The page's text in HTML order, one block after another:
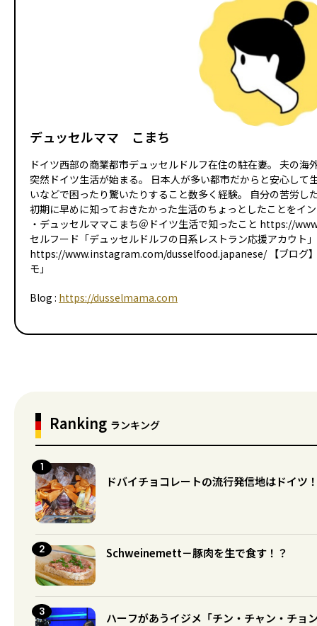
デュッセルママ こまち
ドイツ西部の商業都市デュッセルドルフ在住の駐在妻。 夫の海
突然ドイツ生活が始まる。 日本人が多い都市だからと安心して
いなどで困ったり驚いたりすること数多く経験。 自分の苦労し
初期に早めに知っておきたかった生活のちょっとしたことをイ
・デュッセルママこまち＠ドイツ生活で知ったこと https://
セルフード「デュッセルドルフの日系レストラン応援アカウト」
https://www.instagram.com/dusselfood.japanese/ 【ブログ
モ」
Blog : https://dusselmama.com
Ranking ランキング
ドバイチョコレートの流行発信地はドイツ
Schweinemett－豚肉を生で食す！？
ハーフがあうイジメ「チン・チャン・チョ